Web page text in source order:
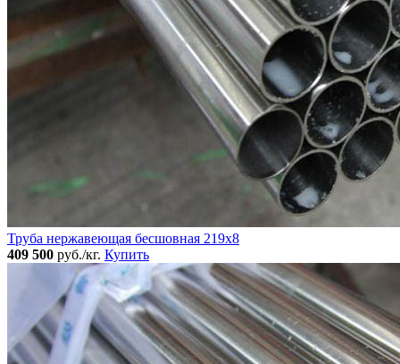
Труба нержавеющая бесшовная 219x8
409 500 руб./кг. Купить